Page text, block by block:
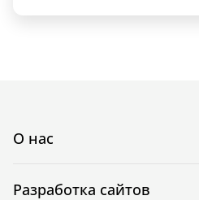
О нас
Разработка сайтов